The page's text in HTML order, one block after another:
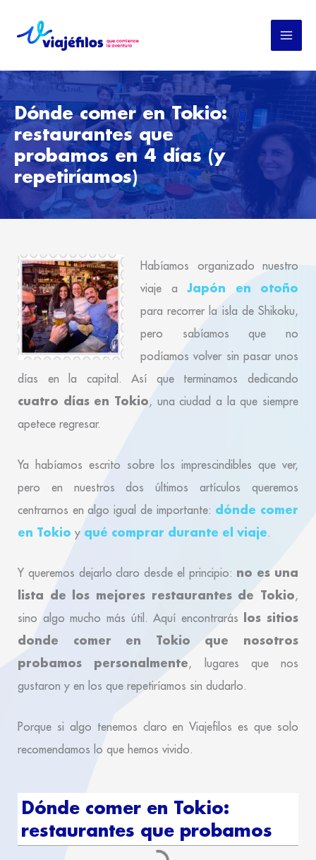
Dónde comer en Tokio:
restaurantes que
probamos en 4 días (y
repetiríamos)
Habíamos organizado nuestro
viaje a Japón en otoño
para recorrer la isla de Shikoku,
pero sabíamos que no
podíamos volver sin pasar unos
días en la capital. Así que terminamos dedicando
cuatro días en Tokio, una ciudad a la que siempre
apetece regresar.
Ya habíamos escrito sobre los imprescindibles que ver,
pero en nuestros dos últimos artículos queremos
centrarnos en algo igual de importante: dónde comer
en Tokio y qué comprar durante el viaje.
Y queremos dejarlo claro desde el principio: no es una
lista de los mejores restaurantes de Tokio,
sino algo mucho más útil. Aquí encontrarás
los sitios
donde comer en Tokio que nosotros
probamos personalmente, lugares que nos
gustaron y en los que repetiríamos sin dudarlo.
Porque si algo tenemos claro en Viajefilos es que solo
recomendamos lo que hemos vivido.
Dónde comer en Tokio:
restaurantes que probamos